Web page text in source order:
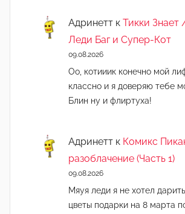
Адринетт к Тикки
Леди Баг и Супер-Кот
09.08.2026
Оо, котииик конечно мой
классно и я доверяю тебе
Блин ну и флиртуха!
Адринетт к Комикс
разоблачение (Часть 1)
09.08.2026
Мяуя леди я не хотел
цветы подарки на 8 марта